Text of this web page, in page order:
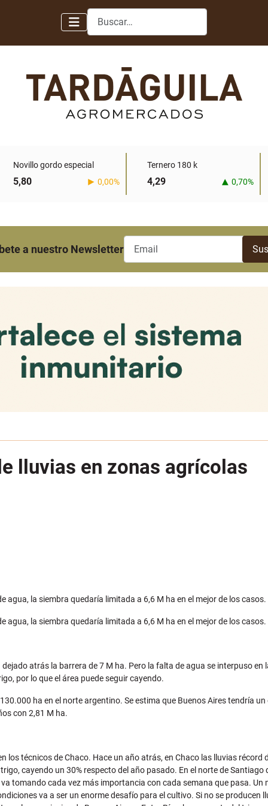
Buscar
Novillo gordo especial
5,80 0,00%
Ternero 180 k
4,29 0,70%
a nuestro Newsletter
lluvias en zonas agrícolas
la siembra quedaría limitada a 6,6 M ha en el mejor de los
la siembra quedaría limitada a 6,6 M ha en el mejor de los
atrás la barrera de 7 M ha. Pero la falta de agua se interpuso
por lo que el área puede seguir cayendo.
ha en el norte argentino. Se estima que Buenos Aires tendría
con 2,81 M ha.
los técnicos de Chaco. Hace un año atrás, en Chaco las lluvias
cayendo un 30% respecto del año pasado. En el norte de
tomando cada vez más importancia con cada semana que pasa.
va a ser un enorme desafío para el cultivo. Si no se